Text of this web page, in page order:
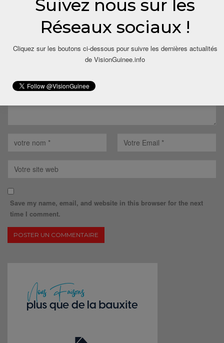
LAISSER UN COMMENTAIRE
Votre adresse email ne sera pas publiée.
Save my name, email, and website in this browser for the next
time I comment.
Suivez nous sur les
Réseaux sociaux !
Cliquez sur les boutons ci-dessous pour suivre les dernières actualités
de VisionGuinee.info